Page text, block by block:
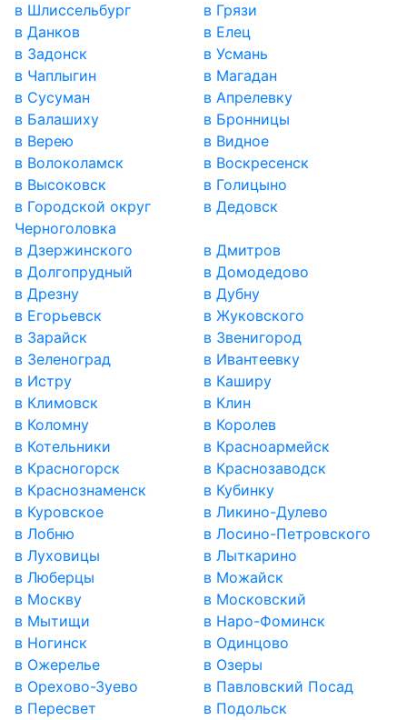
в Шлиссельбург
в Грязи
в Данков
в Елец
в Задонск
в Усмань
в Чаплыгин
в Магадан
в Сусуман
в Апрелевку
в Балашиху
в Бронницы
в Верею
в Видное
в Волоколамск
в Воскресенск
в Высоковск
в Голицыно
в Городской округ
Черноголовка
в Дедовск
в Дзержинского
в Дмитров
в Долгопрудный
в Домодедово
в Дрезну
в Дубну
в Егорьевск
в Жуковского
в Зарайск
в Звенигород
в Зеленоград
в Ивантеевку
в Истру
в Каширу
в Климовск
в Клин
в Коломну
в Королев
в Котельники
в Красноармейск
в Красногорск
в Краснозаводск
в Краснознаменск
в Кубинку
в Куровское
в Ликино-Дулево
в Лобню
в Лосино-Петровского
в Луховицы
в Лыткарино
в Люберцы
в Можайск
в Москву
в Московский
в Мытищи
в Наро-Фоминск
в Ногинск
в Одинцово
в Ожерелье
в Озеры
в Орехово-Зуево
в Павловский Посад
в Пересвет
в Подольск